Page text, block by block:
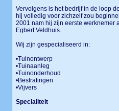
Vervolgens is het bedrijf in de loop
hij volledig voor zichzelf zou
2001 nam hij zijn eerste werknemer
Egbert Veldhuis.
Wij zijn gespecialiseerd in:
•Tuinontwerp
•​Tuinaanleg
•​Tuinonderhoud
•Bestratingen
•Vijvers​
Specialiteit